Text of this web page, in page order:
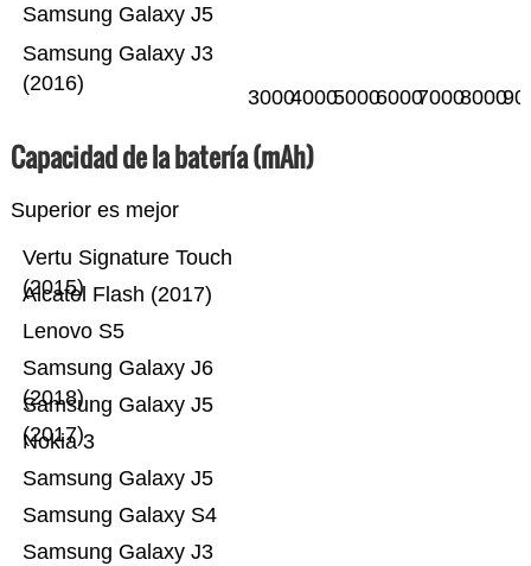
Samsung Galaxy J3
(2016)
Samsung Galaxy J5
300040005000600070008000
Capacidad de la batería (mAh)
Superior es mejor
Samsung Galaxy J3
Samsung Galaxy S4
Samsung Galaxy J5
Nokia 3
Samsung Galaxy J5
(2017)
Samsung Galaxy J6
(2018)
Lenovo S5
Alcatel Flash (2017)
Vertu Signature Touch
(2015)